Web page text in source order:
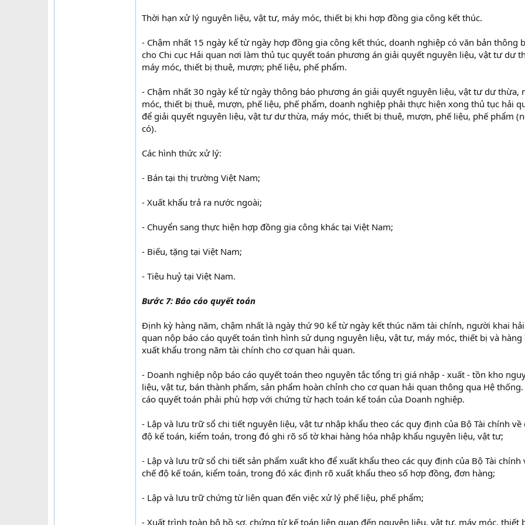
Thời hạn xử lý nguyên liệu, vật tư, máy móc, thiết bị khi hợp đồng gia công kết thúc.
- Chậm nhất 15 ngày kể từ ngày hợp đồng gia công kết thúc, doanh nghiệp có văn bản thông
cho Chi cục Hải quan nơi làm thủ tục quyết toán phương án giải quyết nguyên liệu, vật tư dư
máy móc, thiết bị thuê, mượn; phế liệu, phế phẩm.
- Chậm nhất 30 ngày kể từ ngày thông báo phương án giải quyết nguyên liệu, vật tư dư thừa,
móc, thiết bị thuê, mượn, phế liệu, phế phẩm, doanh nghiệp phải thực hiện xong thủ tục hải
để giải quyết nguyên liệu, vật tư dư thừa, máy móc, thiết bị thuê, mượn, phế liệu, phế phẩm
có).
Các hình thức xử lý:
- Bán tại thị trường Việt Nam;
- Xuất khẩu trả ra nước ngoài;
- Chuyển sang thực hiện hợp đồng gia công khác tại Việt Nam;
- Biếu, tặng tại Việt Nam;
- Tiêu huỷ tại Việt Nam.
Bước 7: Báo cáo quyết toán
Định kỳ hàng năm, chậm nhất là ngày thứ 90 kể từ ngày kết thúc năm tài chính, người khai hải
quan nộp báo cáo quyết toán tình hình sử dụng nguyên liệu, vật tư, máy móc, thiết bị và hàng
xuất khẩu trong năm tài chính cho cơ quan hải quan.
- Doanh nghiệp nộp báo cáo quyết toán theo nguyên tắc tổng trị giá nhập - xuất - tồn kho
liệu, vật tư, bán thành phẩm, sản phẩm hoàn chỉnh cho cơ quan hải quan thông qua Hệ thống.
cáo quyết toán phải phù hợp với chứng từ hạch toán kế toán của Doanh nghiệp.
- Lập và lưu trữ sổ chi tiết nguyên liệu, vật tư nhập khẩu theo các quy định của Bộ Tài chính về
độ kế toán, kiểm toán, trong đó ghi rõ số tờ khai hàng hóa nhập khẩu nguyên liệu, vật tư;
- Lập và lưu trữ sổ chi tiết sản phẩm xuất kho để xuất khẩu theo các quy định của Bộ Tài chính
chế độ kế toán, kiểm toán, trong đó xác định rõ xuất khẩu theo số hợp đồng, đơn hàng;
- Lập và lưu trữ chứng từ liên quan đến việc xử lý phế liệu, phế phẩm;
- Xuất trình toàn bộ hồ sơ, chứng từ kế toán liên quan đến nguyên liệu, vật tư, máy móc, thiết